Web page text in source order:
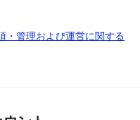
・管理および運営に関する